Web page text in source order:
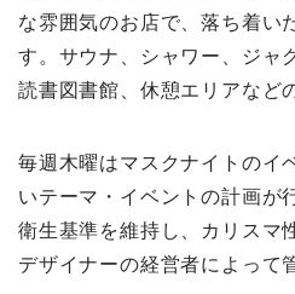
な雰囲気のお店で、落ち着い
す。サウナ、シャワー、ジャ
読書図書館、休憩エリアなど
毎週木曜はマスクナイトのイ
いテーマ・イベントの計画が
衛生基準を維持し、カリスマ
デザイナーの経営者によって